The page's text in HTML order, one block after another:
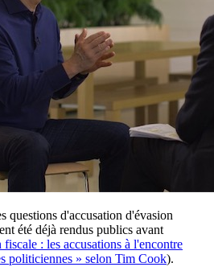
questions d'accusation d'évasion
été déjà rendus publics avant
: les accusations à l'encontre
politiciennes » selon Tim Cook).